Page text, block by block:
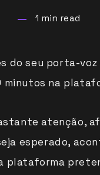
1 min read
do seu porta-
na
atenção,
esperado,
plataforma